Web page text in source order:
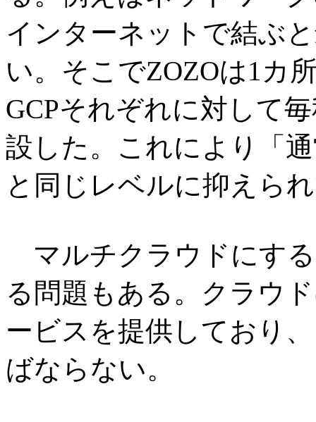
インターネットで結ぶ
い。そこでZOZOは1カ
GCPそれぞれに対して
設した。これにより「
と同じレベルに抑えら
マルチクラウドにす
る問題もある。クラウ
ービスを提供しており
ばならない。